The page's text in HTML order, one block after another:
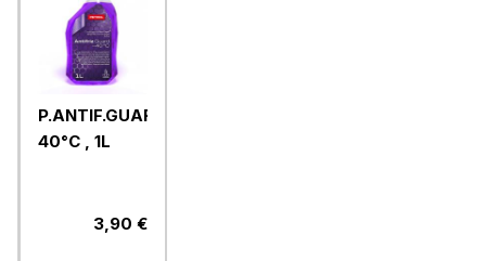
P.ANTIF.GUARD-
40°C , 1L
3,90 €